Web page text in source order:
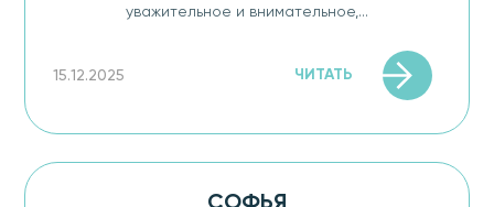
уважительное и внимательное,...
15.12.2025 ЧИТАТЬ